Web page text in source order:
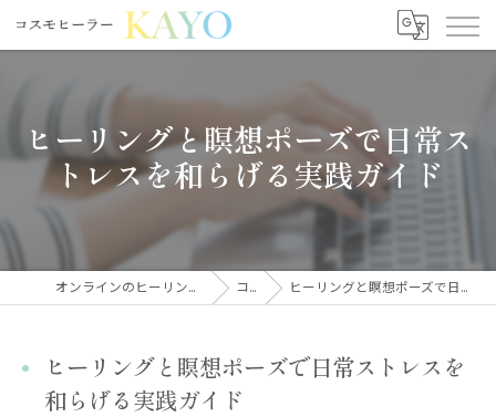
ヒーリングと瞑想ポーズで日常ス
トレスを和らげる実践ガイド
オンラインのヒーリングならコスモヒーラーKAYO コラム ヒーリングと瞑想ポーズで日常ストレスを和らげる実践ガイド
ヒーリングと瞑想ポーズで日常ストレスを
和らげる実践ガイド